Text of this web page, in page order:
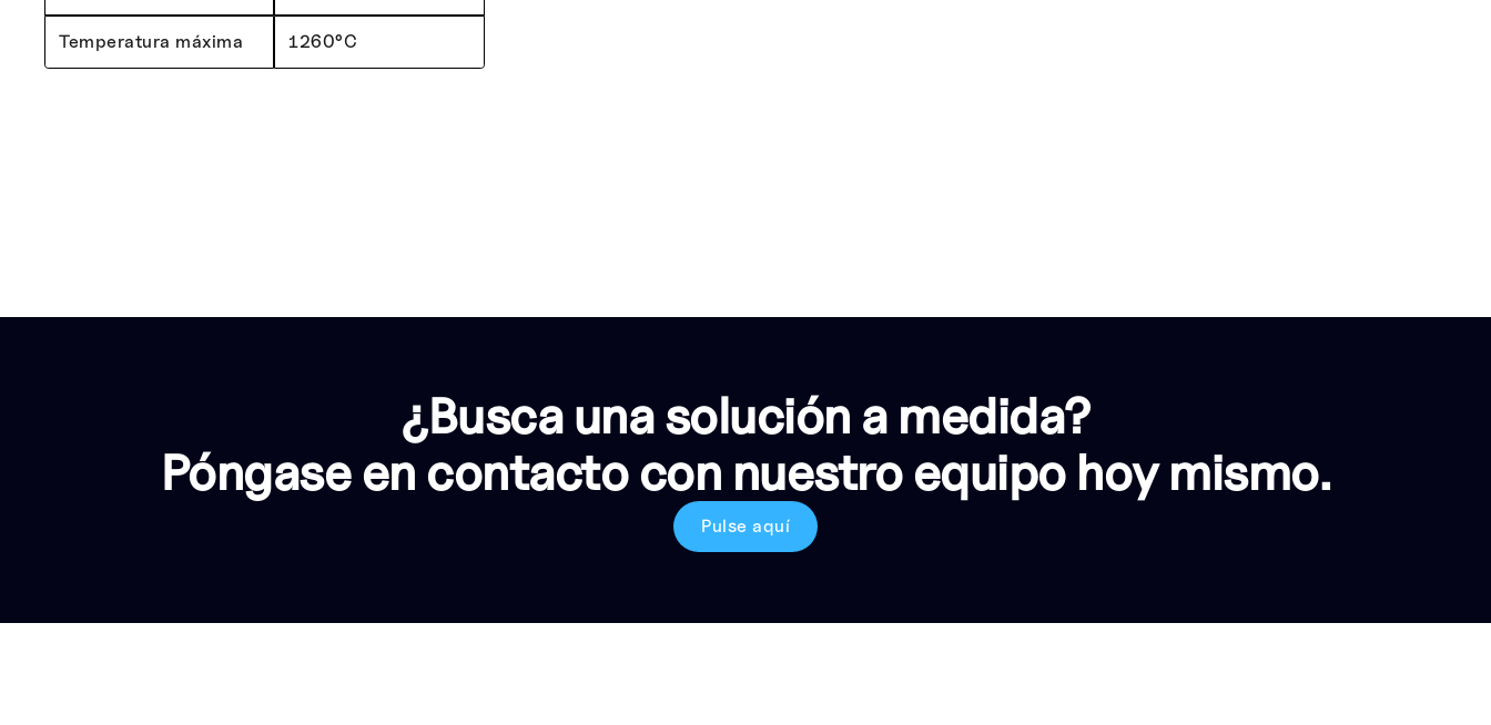
Temperatura máxima 1260°C
¿Busca una solución a medida?
Póngase en contacto con nuestro equipo hoy mismo.
Pulse aquí